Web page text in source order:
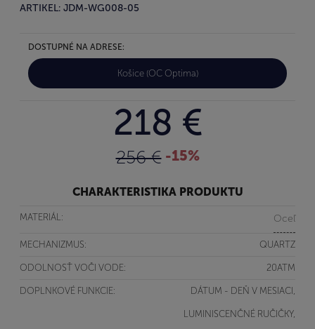
ARTIKEL: JDM-WG008-05
DOSTUPNÉ NA ADRESE:
Košice (OC Optima)
218 €
256 € -15%
CHARAKTERISTIKA PRODUKTU
MATERIÁL: Oceľ
MECHANIZMUS: QUARTZ
ODOLNOSŤ VOČI VODE: 20ATM
DOPLNKOVÉ FUNKCIE: DÁTUM - DEŇ V MESIACI,
LUMINISCENČNÉ RUČIČKY,